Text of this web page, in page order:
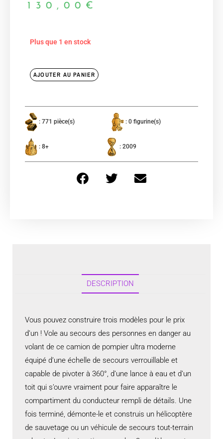
130,00 €
Plus que 1 en stock
AJOUTER AU PANIER
: 771 pièce(s) : 0 figurine(s)
: 8+ : 2009
DESCRIPTION
Vous pouvez construire trois modèles pour le prix
d’un ! Vole au secours des personnes en danger au
volant de ce camion de pompier ultra moderne
équipé d’une échelle de secours verrouillable et
capable de pivoter à 360°, d’une lance à eau et d’un
toit qui s’ouvre vraiment pour faire apparaître le
compartiment du conducteur rempli de détails. Une
fois terminé, démonte-le et construis un hélicoptère
de sauvetage ou un véhicule de secours tout-terrain